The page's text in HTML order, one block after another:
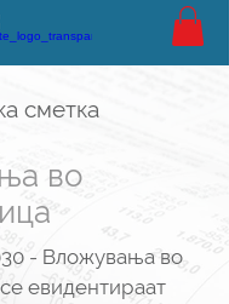
сметка
во
- Вложувања во
евидентираат